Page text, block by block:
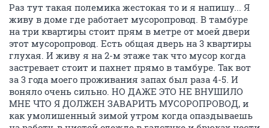
бы желание, а заварить проще всего! Но я за то, чтобы мусор выносить
в шортах и в тапочках.
Да вы правы он заканчивается выходом на крышу.
Ну вы также учитывайте условия (а именно зиму)
перепад температур способствует обледенению и т.д.
А лазить на крышу и прочищать ее каждый день, вы
по моему ни одну УК не заставите. Может они и
будут чистить мусоропровод каждый день но саму
трубу я сомневаюсь. Поэтому постепенно и
появиться запах.